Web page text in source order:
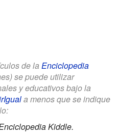
de la Enciclopedia
se puede utilizar
y educativos bajo la
a menos que se indique
Kiddle.